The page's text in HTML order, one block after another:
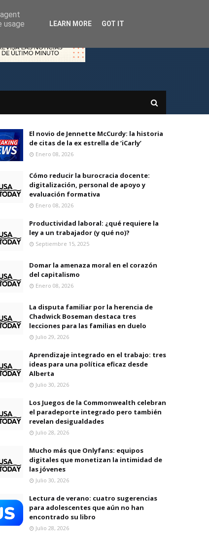
El novio de Jennette McCurdy: la historia
de citas de la ex estrella de ‘iCarly’
Enero 08, 2026
Cómo reducir la burocracia docente:
digitalización, personal de apoyo y
evaluación formativa
Enero 08, 2026
Productividad laboral: ¿qué requiere la
ley a un trabajador (y qué no)?
Septiembre 15, 2025
Domar la amenaza moral en el corazón
del capitalismo
Enero 08, 2026
La disputa familiar por la herencia de
Chadwick Boseman destaca tres
lecciones para las familias en duelo
Julio 29, 2026
Aprendizaje integrado en el trabajo: tres
ideas para una política eficaz desde
Alberta
Julio 30, 2026
Los Juegos de la Commonwealth celebran
el paradeporte integrado pero también
revelan desigualdades
Julio 28, 2026
Mucho más que Onlyfans: equipos
digitales que monetizan la intimidad de
las jóvenes
Julio 30, 2026
Lectura de verano: cuatro sugerencias
para adolescentes que aún no han
encontrado su libro
Julio 28, 2026
usage
LEARN MORE GOT IT